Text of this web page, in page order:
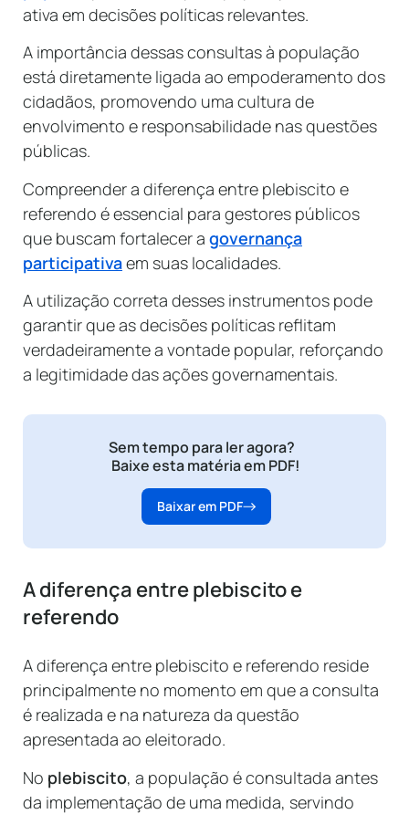
ativa em decisões políticas relevantes.
A importância dessas consultas à população
está diretamente ligada ao empoderamento dos
cidadãos, promovendo uma cultura de
envolvimento e responsabilidade nas questões
públicas.
Compreender a diferença entre plebiscito e
referendo é essencial para gestores públicos
que buscam fortalecer a governança
participativaem suas localidades.
A utilização correta desses instrumentos pode
garantir que as decisões políticas reflitam
verdadeiramente a vontade popular, reforçando
a legitimidade das ações governamentais.
Sem tempo para ler agora?
Baixe esta matéria em PDF!
Baixar em PDF
A diferença entre plebiscito e
referendo
A diferença entre plebiscito e referendo reside
principalmente no momento em que a consulta
é realizada e na natureza da questão
apresentada ao eleitorado.
No plebiscito, a população é consultada antes
da implementação de uma medida, servindo